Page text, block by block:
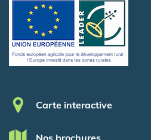
Pied de page
Carte interactive
Nos brochures